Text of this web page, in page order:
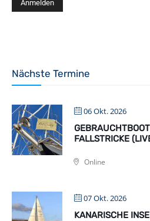
Nächste Termine
06 Okt. 2026
FALLSTRICKE
Online
07 Okt. 2026
KANARISCHE